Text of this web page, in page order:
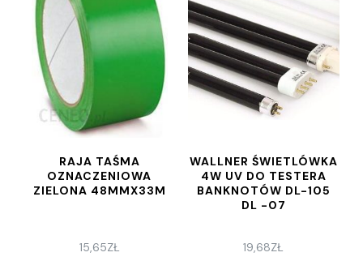
RAJA TAŚMA
OZNACZENIOWA
ZIELONA 48MMX33M
15,65ZŁ
WALLNER ŚWIETLÓWKA
4W UV DO TESTERA
BANKNOTÓW DL-105
DL -07
19,68ZŁ